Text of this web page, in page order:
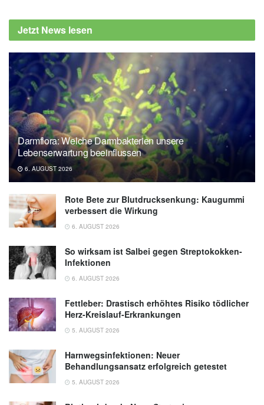
Jetzt News lesen
Darmflora: Welche Darmbakterien unsere
Lebenserwartung beeinflussen
6. AUGUST 2026
Rote Bete zur Blutdrucksenkung: Kaugummi
verbessert die Wirkung
6. AUGUST 2026
So wirksam ist Salbei gegen Streptokokken-
Infektionen
6. AUGUST 2026
Fettleber: Drastisch erhöhtes Risiko tödlicher
Herz-Kreislauf-Erkrankungen
5. AUGUST 2026
Harnwegsinfektionen: Neuer
Behandlungsansatz erfolgreich getestet
5. AUGUST 2026